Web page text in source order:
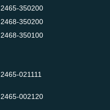
2465-350200
2468-350200
2468-350100
2465-021111
2465-002120